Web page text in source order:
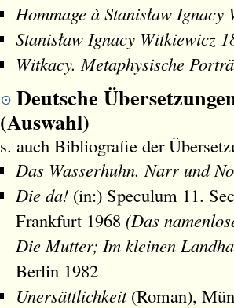
Hommage à Stanisław Ignacy
Stanisław Ignacy Witkiewicz
Witkacy. Metaphysische
Deutsche
(Auswahl)
s. auch Bibliografie der
Das Wasserhuhn. Narr und
Die da! (in:) Speculum 11.
Frankfurt 1968 (Das
Die Mutter; Im kleinen
Berlin 1982
Unersättlichkeit(Roman),